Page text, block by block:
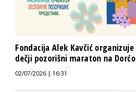
Fondacija Alek Kavčić
dečji pozorišni maraton na
02/07/2026 | 16:31